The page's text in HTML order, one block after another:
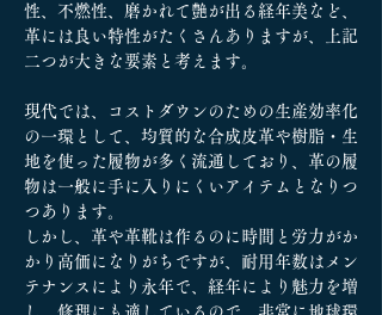
性、不燃性、磨かれて艶が出る経年美など、
革には良い特性がたくさんありますが、上記
二つが大きな要素と考えます。
現代では、コストダウンのための生産効率化
の一環として、均質的な合成皮革や樹脂・生
地を使った履物が多く流通しており、革の履
物は一般に手に入りにくいアイテムとなりつ
つあります。
しかし、革や革靴は作るのに時間と労力がか
かり高価になりがちですが、耐用年数はメン
テナンスにより永年で、経年により魅力を増
し、修理にも適しているので、非常に地球環